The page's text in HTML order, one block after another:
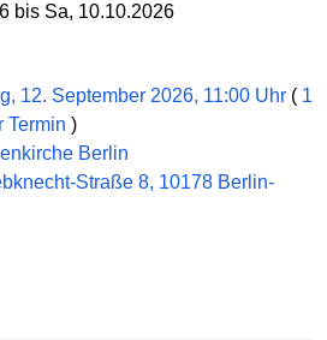
bis Sa, 10.10.2026
12. September 2026, 11:00 Uhr ( 1
Termin )
Berlin
Straße 8, 10178 Berlin-